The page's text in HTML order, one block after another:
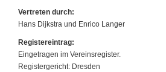
Vertreten durch:
Hans Dijkstra und Enrico Langer
Registereintrag:
Eingetragen im Vereinsregister.
Registergericht: Dresden